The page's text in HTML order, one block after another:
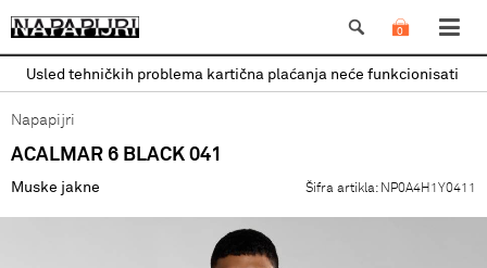
0
Usled tehničkih problema kartična plaćanja neće funkcionisati
Napapijri
ACALMAR 6 BLACK 041
Muske jakne Šifra artikla: NP0A4H1Y0411